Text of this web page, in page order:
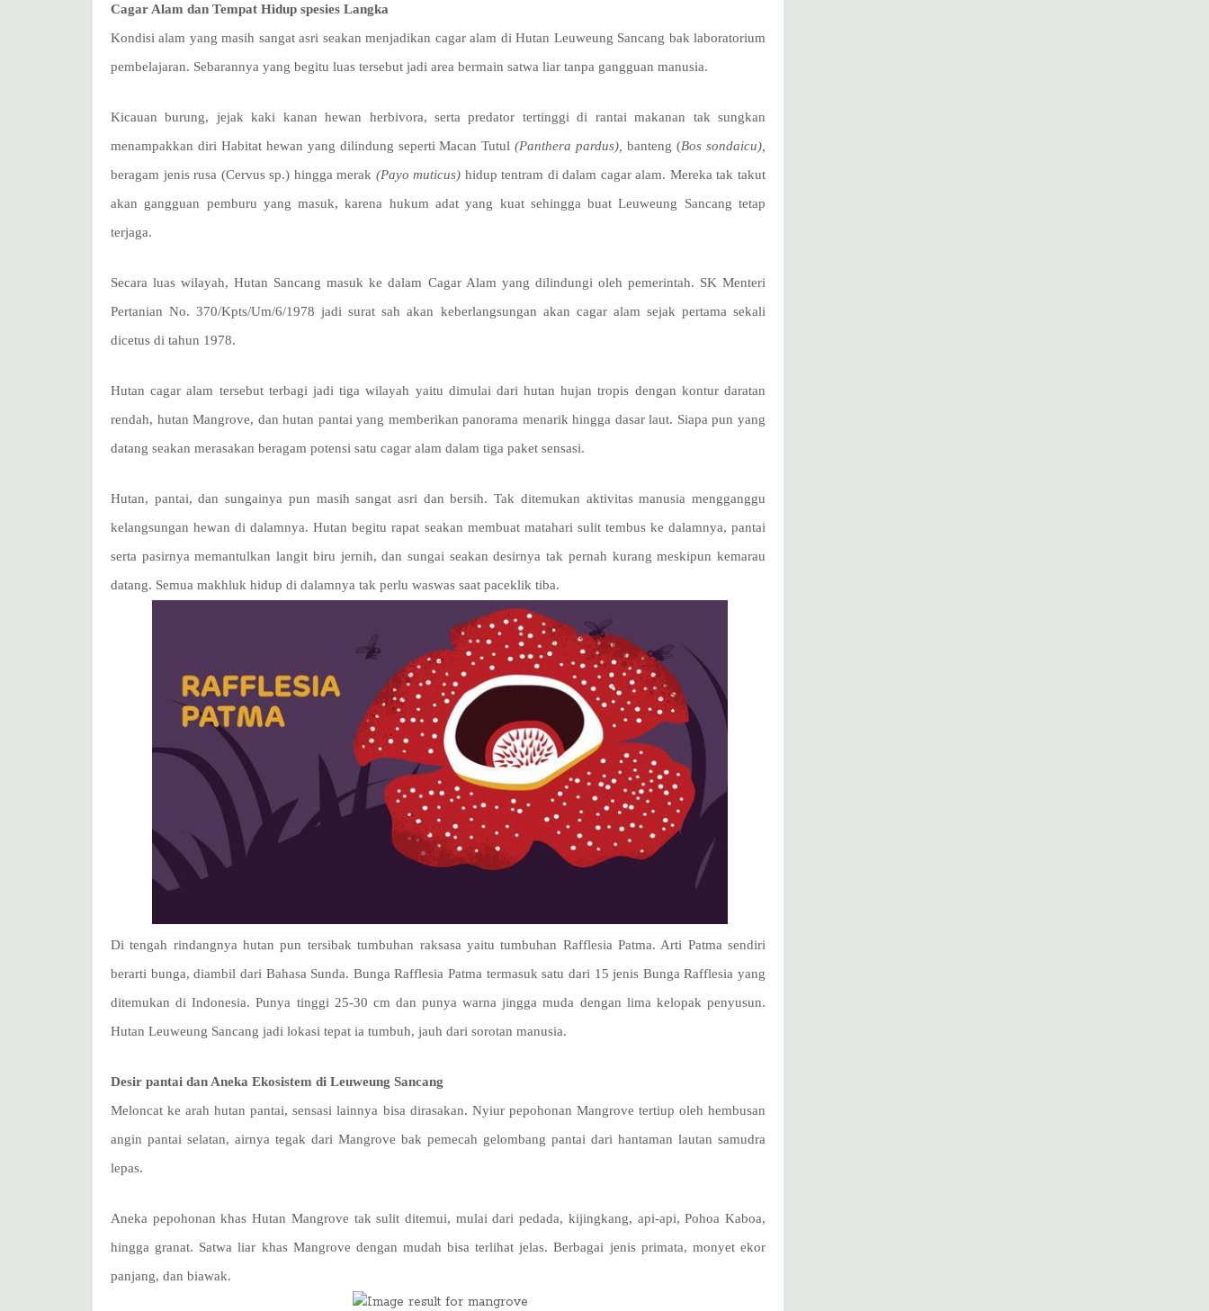
Cagar Alam dan Tempat Hidup spesies Langka
Kondisi alam yang masih sangat asri seakan menjadikan cagar alam di Hutan Leuweung Sancang bak laboratorium
pembelajaran. Sebarannya yang begitu luas tersebut jadi area bermain satwa liar tanpa gangguan manusia.
Kicauan burung, jejak kaki kanan hewan herbivora, serta predator tertinggi di rantai makanan tak sungkan
menampakkan diri Habitat hewan yang dilindung seperti Macan Tutul(Panthera pardus), banteng (Bos sondaicu),
beragam jenis rusa (Cervus sp.) hingga merak (Payo muticus) hidup tentram di dalam cagar alam. Mereka tak takut
akan gangguan pemburu yang masuk, karena hukum adat yang kuat sehingga buat Leuweung Sancang tetap
terjaga.
Secara luas wilayah, Hutan Sancang masuk ke dalam Cagar Alam yang dilindungi oleh pemerintah. SK Menteri
Pertanian No. 370/Kpts/Um/6/1978 jadi surat sah akan keberlangsungan akan cagar alam sejak pertama sekali
dicetus di tahun 1978.
Hutan cagar alam tersebut terbagi jadi tiga wilayah yaitu dimulai dari hutan hujan tropis dengan kontur daratan
rendah, hutan Mangrove, dan hutan pantai yang memberikan panorama menarik hingga dasar laut. Siapa pun yang
datang seakan merasakan beragam potensi satu cagar alam dalam tiga paket sensasi.
Hutan, pantai, dan sungainya pun masih sangat asri dan bersih. Tak ditemukan aktivitas manusia mengganggu
kelangsungan hewan di dalamnya. Hutan begitu rapat seakan membuat matahari sulit tembus ke dalamnya, pantai
serta pasirnya memantulkan langit biru jernih, dan sungai seakan desirnya tak pernah kurang meskipun kemarau
datang. Semua makhluk hidup di dalamnya tak perlu waswas saat paceklik tiba.
Di tengah rindangnya hutan pun tersibak tumbuhan raksasa yaitu tumbuhan Rafflesia Patma. Arti Patma sendiri
berarti bunga, diambil dari Bahasa Sunda. Bunga Rafflesia Patma termasuk satu dari 15 jenis Bunga Rafflesia yang
ditemukan di Indonesia. Punya tinggi 25-30 cm dan punya warna jingga muda dengan lima kelopak penyusun.
Hutan Leuweung Sancang jadi lokasi tepat ia tumbuh, jauh dari sorotan manusia.
Desir pantai dan Aneka Ekosistem di Leuweung Sancang
Meloncat ke arah hutan pantai, sensasi lainnya bisa dirasakan. Nyiur pepohonan Mangrove tertiup oleh hembusan
angin pantai selatan, airnya tegak dari Mangrove bak pemecah gelombang pantai dari hantaman lautan samudra
lepas.
Aneka pepohonan khas Hutan Mangrove tak sulit ditemui, mulai dari pedada, kijingkang, api-api, Pohoa Kaboa,
hingga granat. Satwa liar khas Mangrove dengan mudah bisa terlihat jelas. Berbagai jenis primata, monyet ekor
panjang, dan biawak.